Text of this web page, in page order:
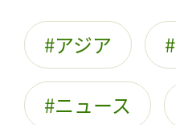
アジア
ニュース